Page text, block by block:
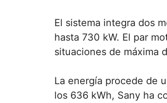
El sistema integra dos
hasta 730 kW. El par
situaciones de máxima
La energía procede de
los 636 kWh, Sany ha